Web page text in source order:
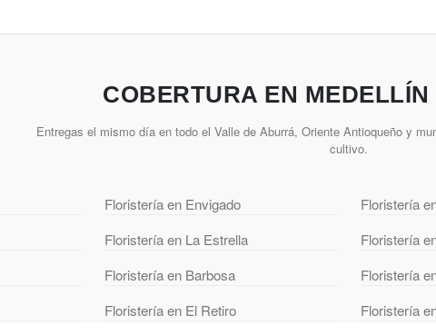
COBERTURA EN
Entregas el mismo día en todo el Valle de Aburrá, Oriente Antioqueño y
cultivo.
Floristería en Envigado Floristería
Floristería en La Estrella Floristería
Floristería en Barbosa Floristería
Floristería en El Retiro Floristería